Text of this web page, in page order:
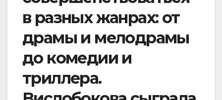
в разных жанрах: от
драмы и мелодрамы
до комедии и
триллера.